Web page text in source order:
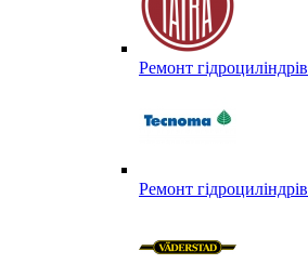
Ремонт
Ремонт